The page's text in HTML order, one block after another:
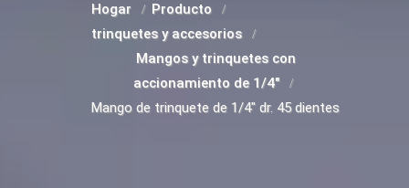
Hogar
Producto
trinquetes y accesorios
Mangos y trinquetes con
accionamiento de 1/4"
Mango de trinquete de 1/4" dr. 45 dientes